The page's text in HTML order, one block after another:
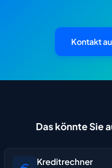
Kontakt
Das könnte Sie
Kreditrechner